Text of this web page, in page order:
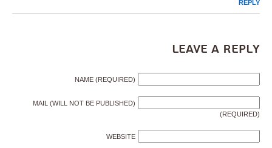
REPLY
Leave a Reply
NAME (REQUIRED)
MAIL (WILL NOT BE PUBLISHED)
(REQUIRED)
WEBSITE